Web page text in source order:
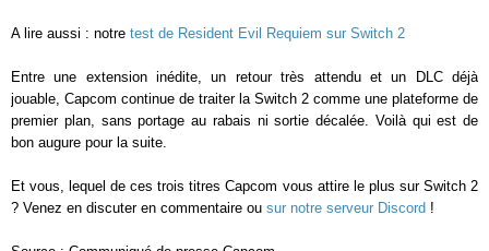
A lire aussi : notre test de Resident Evil Requiem sur Switch 2
Entre une extension inédite, un retour très attendu et un DLC déjà
jouable, Capcom continue de traiter la Switch 2 comme une plateforme de
premier plan, sans portage au rabais ni sortie décalée. Voilà qui est de
bon augure pour la suite.
Et vous, lequel de ces trois titres Capcom vous attire le plus sur Switch 2
? Venez en discuter en commentaire ou sur notre serveur Discord !